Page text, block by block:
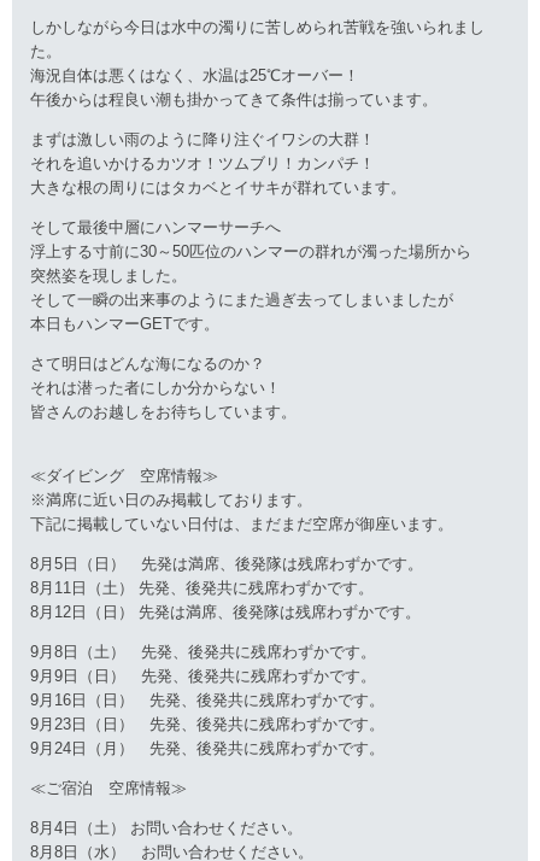
しかしながら今日は水中の濁りに苦しめられ苦戦を強いられまし
た。
海況自体は悪くはなく、水温は25℃オーバー！
午後からは程良い潮も掛かってきて条件は揃っています。
まずは激しい雨のように降り注ぐイワシの大群！
それを追いかけるカツオ！ツムブリ！カンパチ！
大きな根の周りにはタカベとイサキが群れています。
そして最後中層にハンマーサーチへ
浮上する寸前に30～50匹位のハンマーの群れが濁った場所から
突然姿を現しました。
そして一瞬の出来事のようにまた過ぎ去ってしまいましたが
本日もハンマーGETです。
さて明日はどんな海になるのか？
それは潜った者にしか分からない！
皆さんのお越しをお待ちしています。
≪ダイビング 空席情報≫
※満席に近い日のみ掲載しております。
下記に掲載していない日付は、まだまだ空席が御座います。
8月5日（日） 先発は満席、後発隊は残席わずかです。
8月11日（土） 先発、後発共に残席わずかです。
8月12日（日） 先発は満席、後発隊は残席わずかです。
9月8日（土） 先発、後発共に残席わずかです。
9月9日（日） 先発、後発共に残席わずかです。
9月16日（日） 先発、後発共に残席わずかです。
9月23日（日） 先発、後発共に残席わずかです。
9月24日（月） 先発、後発共に残席わずかです。
≪ご宿泊 空席情報≫
8月4日（土） お問い合わせください。
8月8日（水） お問い合わせください。